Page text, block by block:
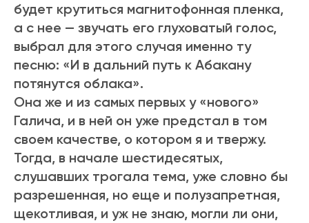
будет крутиться магнитофонная пленка,
а с нее — звучать его глуховатый голос,
выбрал для этого случая именно ту
песню: «И в дальний путь к Абакану
потянутся облака».
Она же и из самых первых у «нового»
Галича, и в ней он уже предстал в том
своем качестве, о котором я и твержу.
Тогда, в начале шестидесятых,
слушавших трогала тема, уже словно бы
разрешенная, но еще и полузапретная,
щекотливая, и уж не знаю, могли ли они,